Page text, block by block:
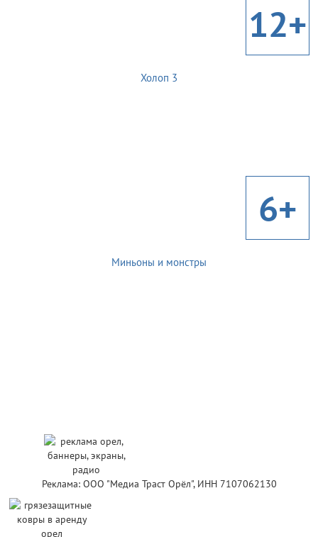
12+
Холоп 3
6+
Миньоны и монстры
Реклама: ООО "Медиа Траст Орёл", ИНН 7107062130